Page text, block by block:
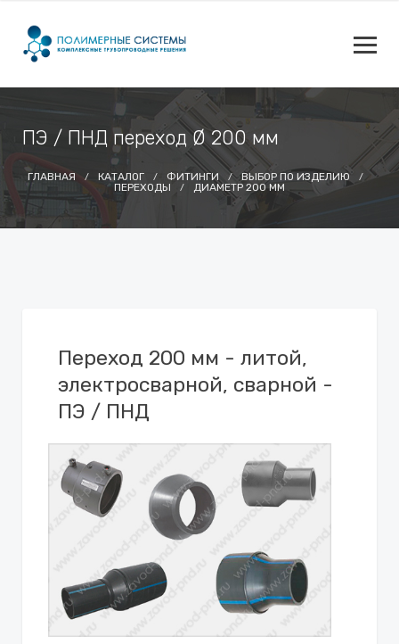
ПЭ / ПНД переход Ø 200 мм
ГЛАВНАЯ КАТАЛОГ ФИТИНГИ
ВЫБОР ПО ИЗДЕЛИЮ
ПЕРЕХОДЫ
ДИАМЕТР 200 ММ
Переход 200 мм - литой,
электросварной, сварной -
ПЭ / ПНД